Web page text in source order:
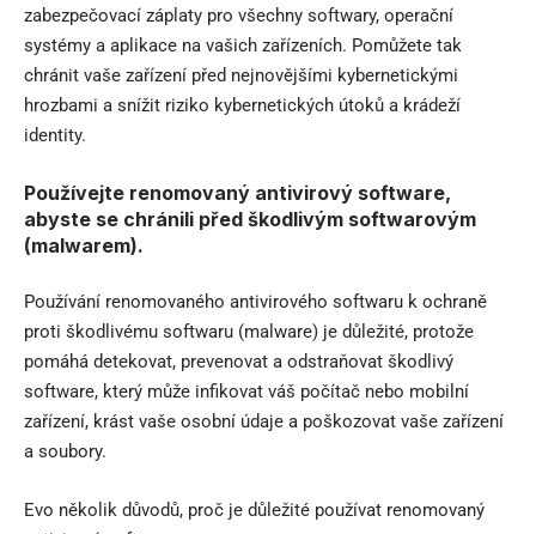
zabezpečovací záplaty pro všechny softwary, operační
systémy a aplikace na vašich zařízeních. Pomůžete tak
chránit vaše zařízení před nejnovějšími kybernetickými
hrozbami a snížit riziko kybernetických útoků a krádeží
identity.
Používejte renomovaný antivirový software,
abyste se chránili před škodlivým softwarovým
(malwarem).
Používání renomovaného antivirového softwaru k ochraně
proti škodlivému softwaru (malware) je důležité, protože
pomáhá detekovat, prevenovat a odstraňovat škodlivý
software, který může infikovat váš počítač nebo mobilní
zařízení, krást vaše osobní údaje a poškozovat vaše zařízení
a soubory.
Evo několik důvodů, proč je důležité používat renomovaný